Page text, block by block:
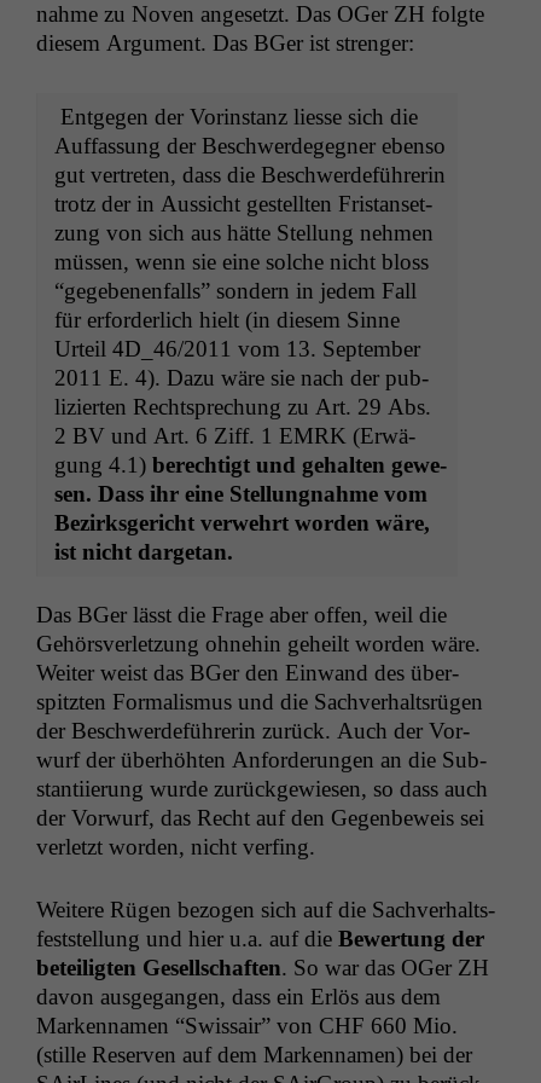
nahme zu Noven ange­set­zt. Das OGer ZH fol­gte
diesem Argu­ment. Das BGer ist strenger:
Ent­ge­gen der Vorin­stanz liesse sich die
Auf­fas­sung der Beschw­erdegeg­n­er eben­so
gut vertreten, dass die Beschw­erde­führerin
trotz der in Aus­sicht gestell­ten Fris­tanset­
zung von sich aus hätte Stel­lung nehmen
müssen, wenn sie eine solche nicht bloss
“gegebe­nen­falls” son­dern in jedem Fall
für erforder­lich hielt (in diesem Sinne
Urteil 4D_46/2011 vom 13. Sep­tem­ber
2011 E. 4). Dazu wäre sie nach der pub­
lizierten Recht­sprechung zu Art. 29 Abs.
2 BV und Art. 6 Ziff. 1 EMRK
gung 4.1) berechtigt und gehal­ten gewe­
sen. Dass ihr eine Stel­lung­nahme vom
Bezirks­gericht ver­wehrt wor­den wäre,
ist nicht dargetan.
Das BGer lässt die Frage aber offen, weil die
Gehörsver­let­zung ohne­hin geheilt wor­den wäre.
Weit­er weist das BGer den Ein­wand des über­
spitzten For­mal­is­mus und die Sachver­halt­srü­gen
der Beschw­erde­führerin zurück. Auch der Vor­
wurf der über­höht­en Anforderun­gen an die Sub­
stan­ti­ierung wurde zurück­gewiesen, so dass auch
der Vor­wurf, das Recht auf den Gegen­be­weis sei
ver­let­zt wor­den, nicht verfing.
Weit­ere Rügen bezo­gen sich auf die Sachver­halts­
fest­stel­lung und hier u.a. auf die Bew­er­tung der
beteiligten Gesellschaften. So war das OGer ZH
davon aus­ge­gan­gen, dass ein Erlös aus dem
Marken­na­men “Swis­sair” von CHF 660 Mio.
(stille Reser­ven auf dem Marken­na­men) bei der